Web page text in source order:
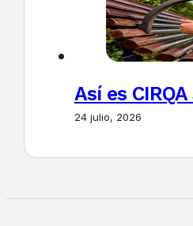
Así es
24 julio, 2026